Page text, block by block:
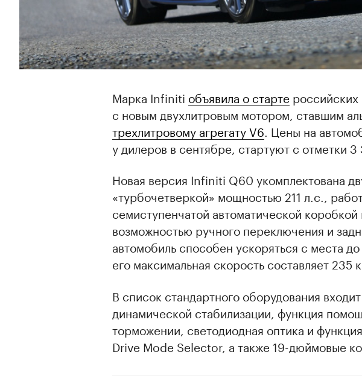
Марка Infiniti объявила о старте
с новым двухлитровым мотором, ставшим
трехлитровому агрегату V6 . Цены на
у дилеров в сентябре, стартуют с отметки
Новая версия Infiniti Q60 укомплектована
«турбочетверкой» мощностью 211 л.с.,
семиступенчатой автоматической
возможностью ручного переключения и
автомобиль способен ускоряться с места
его максимальная скорость составляет 235
В список стандартного оборудования
динамической стабилизации, функция
торможении, светодиодная оптика и
Drive Mode Selector, а также 19-дюймовые